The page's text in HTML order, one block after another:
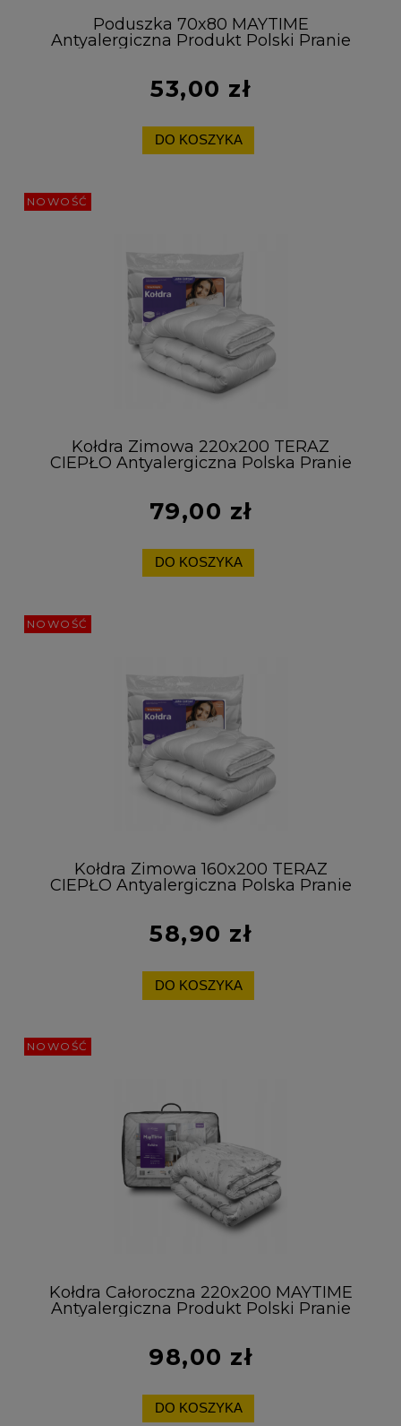
Poduszka 70x80 MAYTIME
Antyalergiczna Produkt Polski Pranie
53,00 zł
DO KOSZYKA
Kołdra Zimowa 220x200 TERAZ
CIEPŁO Antyalergiczna Polska Pranie
79,00 zł
DO KOSZYKA
NOWOŚĆ
Kołdra Zimowa 160x200 TERAZ
CIEPŁO Antyalergiczna Polska Pranie
58,90 zł
DO KOSZYKA
NOWOŚĆ
Kołdra Całoroczna 220x200 MAYTIME
Antyalergiczna Produkt Polski Pranie
98,00 zł
DO KOSZYKA
NOWOŚĆ